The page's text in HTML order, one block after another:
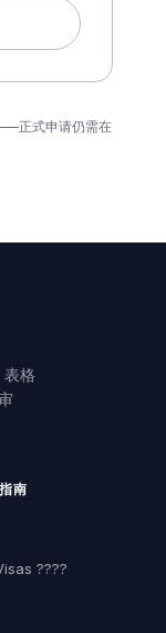
正式申请仍需在
格
南
????